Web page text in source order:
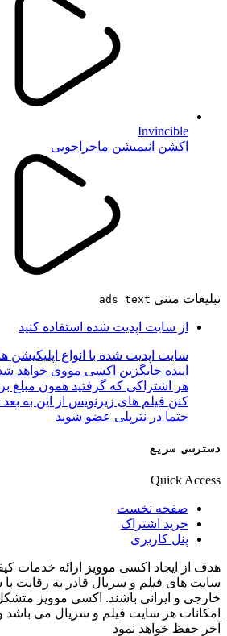
Invincible
اکشن انیمیشن ماجراجویی
تبلیغات متنی ads text
از سایت اپدیت شده استفاده کنید
سایت اپدیت شده با انواع اپلیکیشن
اینده جایگزین اکسی مووی خواهد شد
هر اشتراکی که گرفتید همون مبلغ
کنن فیلم های زیرنویس از این به
حتما در نترپلی عضو شوید
دسترسی سریع
Quick Access
صفحه نخست
خرید اشتراک
پنل کاربری
هدف از ایجاد اکسی موویز ارائه خدمات
سایت های فیلم و سریال قادر به رقابت
خارجی و ایرانی باشند. اکسی موویز
امکانات هر سایت فیلم و سریال می باشد
آخر حفظ خواهد نمود